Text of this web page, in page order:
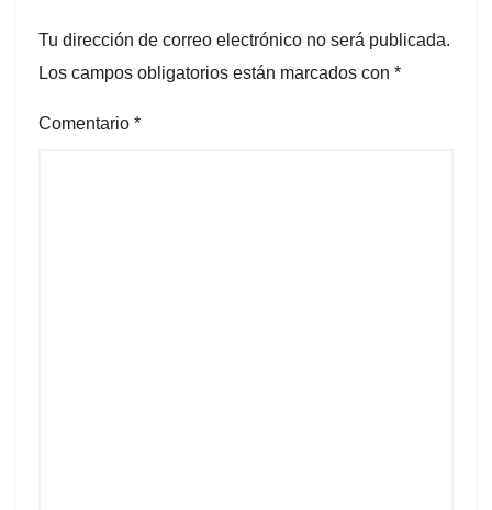
Tu dirección de correo electrónico no será publicada.
Los campos obligatorios están marcados con *
Comentario *